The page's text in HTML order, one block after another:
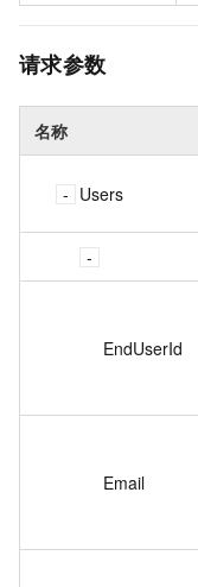
请求参数
名称
Users
EndUserId
Email